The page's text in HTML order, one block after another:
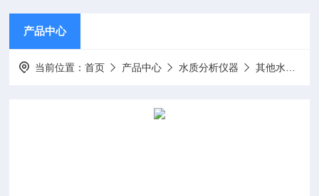
产品中心
当前位置：首页 产品中心 水质分析仪器 其他水质分析仪及配件